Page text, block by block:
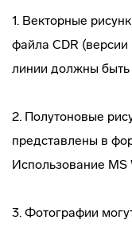
1. Векторные
файла CDR
линии должны
2. Полутоновые
представлены в
Использование MS
3. Фотографии